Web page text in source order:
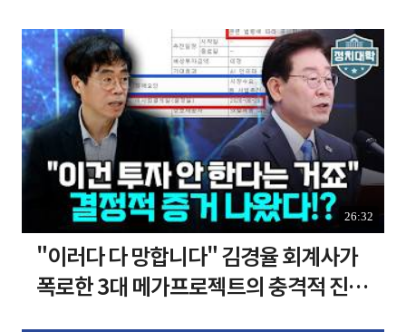
26:32
"이러다 다 망합니다" 김경율 회계사가
폭로한 3대 메가프로젝트의 충격적 진실